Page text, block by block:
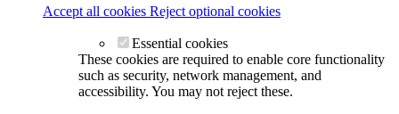
Accept all cookies Reject optional cookies
Essential cookies
These cookies are required to enable core functionality
such as security, network management, and
accessibility. You may not reject these.